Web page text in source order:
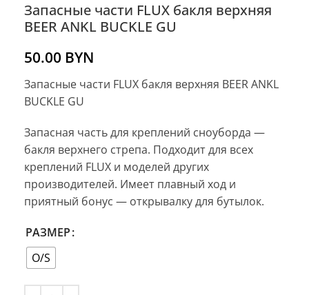
Запасные части FLUX бакля верхняя
BEER ANKL BUCKLE GU
50.00 BYN
Запасные части FLUX бакля верхняя BEER ANKL
BUCKLE GU
Запасная часть для креплений сноуборда —
бакля верхнего стрепа. Подходит для всех
креплений FLUX и моделей других
производителей. Имеет плавный ход и
приятный бонус — открывалку для бутылок.
РАЗМЕР
O/S